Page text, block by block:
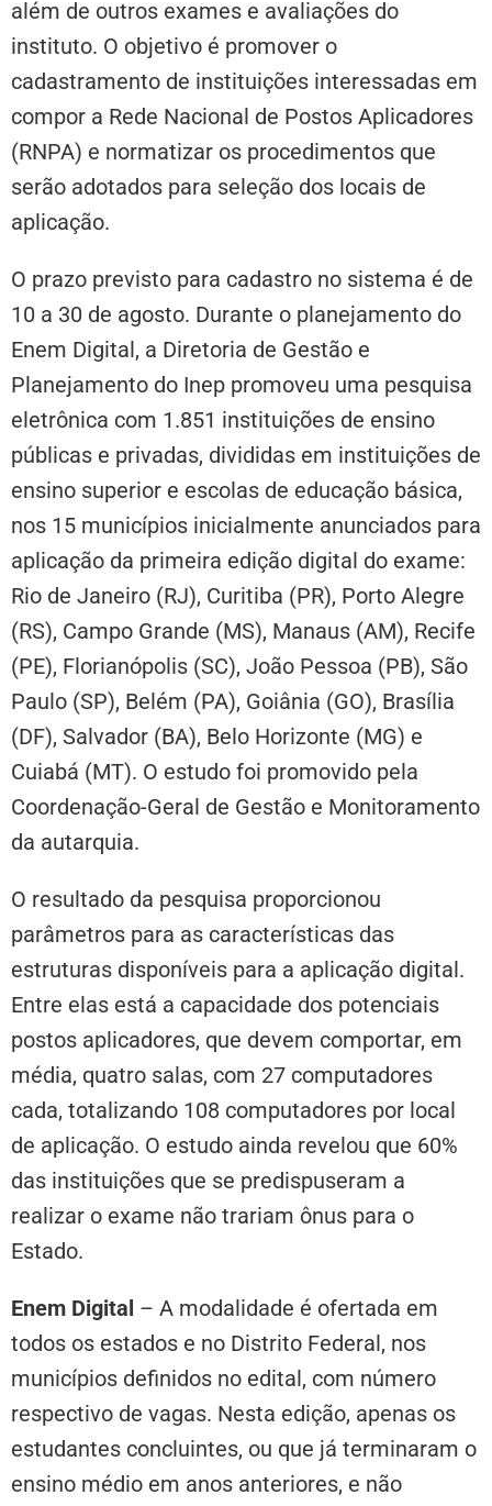
além de outros exames e avaliações do
instituto. O objetivo é promover o
cadastramento de instituições interessadas em
compor a Rede Nacional de Postos Aplicadores
(RNPA) e normatizar os procedimentos que
serão adotados para seleção dos locais de
aplicação.
O prazo previsto para cadastro no sistema é de
10 a 30 de agosto. Durante o planejamento do
Enem Digital, a Diretoria de Gestão e
Planejamento do Inep promoveu uma pesquisa
eletrônica com 1.851 instituições de ensino
públicas e privadas, divididas em instituições de
ensino superior e escolas de educação básica,
nos 15 municípios inicialmente anunciados para
aplicação da primeira edição digital do exame:
Rio de Janeiro (RJ), Curitiba (PR), Porto Alegre
(RS), Campo Grande (MS), Manaus (AM), Recife
(PE), Florianópolis (SC), João Pessoa (PB), São
Paulo (SP), Belém (PA), Goiânia (GO), Brasília
(DF), Salvador (BA), Belo Horizonte (MG) e
Cuiabá (MT). O estudo foi promovido pela
Coordenação-Geral de Gestão e Monitoramento
da autarquia.
O resultado da pesquisa proporcionou
parâmetros para as características das
estruturas disponíveis para a aplicação digital.
Entre elas está a capacidade dos potenciais
postos aplicadores, que devem comportar, em
média, quatro salas, com 27 computadores
cada, totalizando 108 computadores por local
de aplicação. O estudo ainda revelou que 60%
das instituições que se predispuseram a
realizar o exame não trariam ônus para o
Estado.
Enem Digital – A modalidade é ofertada em
todos os estados e no Distrito Federal, nos
municípios definidos no edital, com número
respectivo de vagas. Nesta edição, apenas os
estudantes concluintes, ou que já terminaram o
ensino médio em anos anteriores, e não